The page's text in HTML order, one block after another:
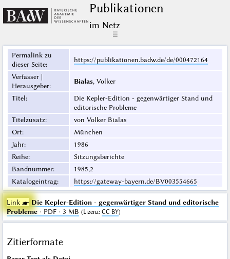
Publikationen
im Netz
☰
Permalink zu
dieser Seite:
https://publikationen.badw.de/de/000472164
Verfasser |
Herausgeber:
Bialas, Volker
Titel:
Die Kepler-Edition - gegenwärtiger Stand und
editorische Probleme
Titelzusatz:
von Volker Bialas
Ort:
München
Jahr:
1986
Reihe:
Sitzungsberichte
Bandnummer:
1985,2
Katalogeintrag: https://gateway-bayern.de/BV003554665
Link ☛ Die Kepler-Edition - gegenwärtiger Stand und editorische
Probleme· PDF · 3 MB (Lizenz: CC BY)
Zitierformate